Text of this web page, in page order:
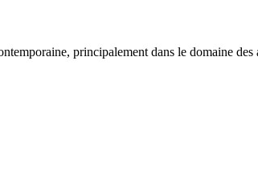
principalement dans le domaine des